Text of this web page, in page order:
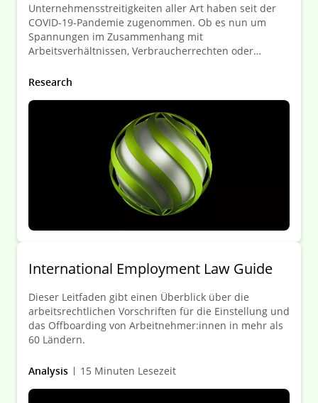
Unternehmensstreitigkeiten aller Art haben seit der
COVID-19-Pandemie zugenommen. Ob es nun um
Spannungen im Zusammenhang mit
Arbeitsverhältnissen, Verbraucherrechten oder
wachsenden Zahl von Rechtsstreitigkeiten an
werden die Streitigkeiten immer komplexer,
zeitaufwändiger und teurer - und dennoch ist die
Bereitschaft zu prozessieren größer denn je.
Research
International Employment Law Guide
Dieser Leitfaden gibt einen Überblick über die
arbeitsrechtlichen Vorschriften für die Einstellung und
das Offboarding von Arbeitnehmer:innen in mehr als
60 Ländern.
Analysis 15 Minuten Lesezeit